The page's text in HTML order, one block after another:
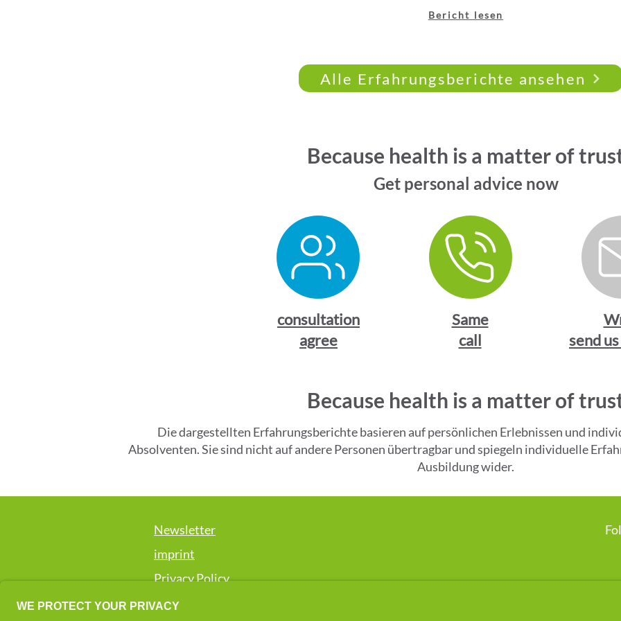
Bericht lesen
Alle Erfahrungsberichte ansehen
Because health is a matter of
Get personal advice now
consultation
agree
Same
call
send
Because health is a matter of
​Die dargestellten Erfahrungsberichte basieren auf persönlichen Erlebnissen und
Absolventen. Sie sind nicht auf andere Personen übertragbar und spiegeln individuelle
Ausbildung wider.
Newsletter
imprint
Privacy Policy